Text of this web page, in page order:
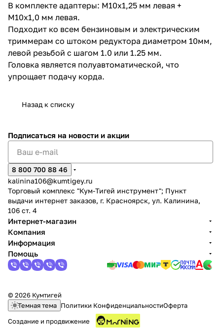
В комплекте адаптеры: М10х1,25 мм левая +
М10х1,0 мм левая.
Подходит ко всем бензиновым и электрическим
триммерам со штоком редуктора диаметром 10мм,
левой резьбой с шагом 1.0 или 1.25 мм.
Головка является полуавтоматической, что
упрощает подачу корда.
Назад к списку
Подписаться на новости и акции
8 800 700 88 46
kalinina106@kumtigey.ru
Торговый комплекс "Кум-Тигей инструмент"; Пункт
выдачи интернет заказов, г. Красноярск, ул. Калинина,
106 ст. 4
Интернет-магазин
Компания
Информация
Помощь
© 2026 Кумтигей
Темная тема Политики КонфиденциальностиОферта
Создание и продвижение